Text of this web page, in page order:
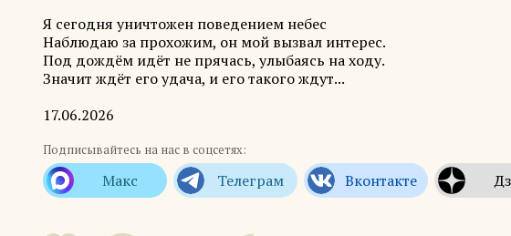
Я сегодня уничтожен поведением небес
Наблюдаю за прохожим, он мой вызвал интерес.
Под дождём идёт не прячась, улыбаясь на ходу.
Значит ждёт его удача, и его такого ждут...
17.06.2026
Подписывайтесь на нас в соцсетях: